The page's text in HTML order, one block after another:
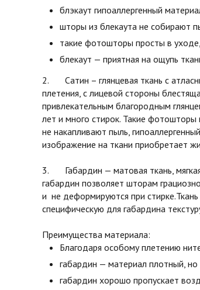
блэкаут гипоаллергенный
шторы из блекаута не собирают
такие фотошторы просты в
блекаут — приятная на ощупь
2. Сатин – глянцевая ткань с
плетения, с лицевой стороны
привлекательным благородным
лет и много стирок. Такие фотошторы
не накапливают пыль,
изображение на ткани приобретает
3. Габардин — матовая ткань,
габардин позволяет шторам
и не деформируются при
специфическую для габардина
Преимущества материала:
Благодаря особому плетению
габардин — материал плотный, но
габардин хорошо пропускает